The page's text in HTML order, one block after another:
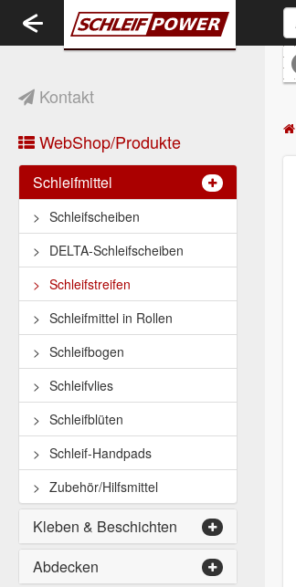
Kontakt
WebShop/Produkte
Schleifmittel
Schleifscheiben
DELTA-Schleifscheiben
Schleifstreifen
Schleifmittel in Rollen
Schleifbogen
Schleifvlies
Schleifblüten
Schleif-Handpads
Zubehör/Hilfsmittel
Kleben & Beschichten
Abdecken
Toggle
navigation